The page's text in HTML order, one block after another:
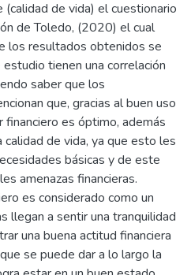
de vida) el cuestionario
de Toledo, (2020) el cual
los resultados obtenidos se
tienen una correlación
saber que los
que, gracias al buen uso
es óptimo, además
de vida, ya que esto les
básicas y de este
amenazas financieras.
es considerado como un
llegan a sentir una tranquilidad
una buena actitud financiera
se puede dar a lo largo la